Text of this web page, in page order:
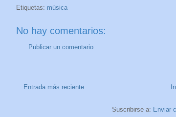
Etiquetas: música
No hay comentarios:
Publicar un comentario
Entrada más reciente
Suscribirse a: Enviar